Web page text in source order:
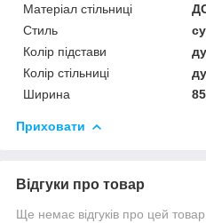
Матеріал стільниці
Стиль
Колір підстави
Колір стільниці
Ширина
Приховати
Відгуки про товар
Ще немає відгуків про цей товар